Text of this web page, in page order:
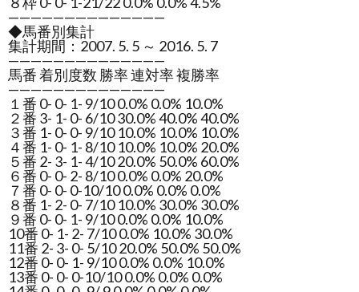
——————————————
◆馬番別集計
集計期間：2007. 5. 5 ～ 2016. 5. 7
——————————————
馬番 着別度数 勝率 連対率 複勝率
——————————————
１番 0- 0- 1- 9/10 0.0% 0.0% 10.0%
２番 3- 1- 0- 6/10 30.0% 40.0% 40.0%
３番 1- 0- 0- 9/10 10.0% 10.0% 10.0%
４番 1- 0- 1- 8/10 10.0% 10.0% 20.0%
５番 2- 3- 1- 4/10 20.0% 50.0% 60.0%
６番 0- 0- 2- 8/10 0.0% 0.0% 20.0%
７番 0- 0- 0-10/10 0.0% 0.0% 0.0%
８番 1- 2- 0- 7/10 10.0% 30.0% 30.0%
９番 0- 0- 1- 9/10 0.0% 0.0% 10.0%
10番 0- 1- 2- 7/10 0.0% 10.0% 30.0%
11番 2- 3- 0- 5/10 20.0% 50.0% 50.0%
12番 0- 0- 1- 9/10 0.0% 0.0% 10.0%
13番 0- 0- 0-10/10 0.0% 0.0% 0.0%